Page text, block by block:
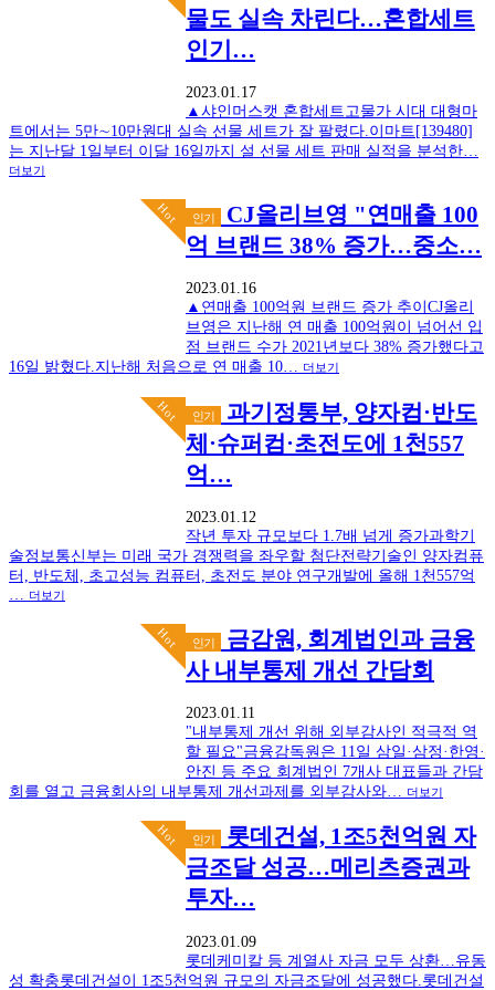
물도 실속 차린다…혼합세트
인기…
2023.01.17
▲샤인머스캣 혼합세트고물가 시대 대형마
트에서는 5만∼10만원대 실속 선물 세트가 잘 팔렸다.이마트[139480]
는 지난달 1일부터 이달 16일까지 설 선물 세트 판매 실적을 분석한…
더보기
Hot 인기
CJ올리브영 "연매출 100
억 브랜드 38% 증가…중소…
2023.01.16
▲연매출 100억원 브랜드 증가 추이CJ올리
브영은 지난해 연 매출 100억원이 넘어선 입
점 브랜드 수가 2021년보다 38% 증가했다고
16일 밝혔다.지난해 처음으로 연 매출 10… 더보기
Hot 인기
과기정통부, 양자컴·반도
체·슈퍼컴·초전도에 1천557
억…
2023.01.12
작년 투자 규모보다 1.7배 넘게 증가과학기
술정보통신부는 미래 국가 경쟁력을 좌우할 첨단전략기술인 양자컴퓨
터, 반도체, 초고성능 컴퓨터, 초전도 분야 연구개발에 올해 1천557억
… 더보기
Hot 인기
금감원, 회계법인과 금융
사 내부통제 개선 간담회
2023.01.11
"내부통제 개선 위해 외부감사인 적극적 역
할 필요"금융감독원은 11일 삼일·삼정·한영·
안진 등 주요 회계법인 7개사 대표들과 간담
회를 열고 금융회사의 내부통제 개선과제를 외부감사와…
더보기
Hot 인기
롯데건설, 1조5천억원 자
금조달 성공…메리츠증권과
투자…
2023.01.09
롯데케미칼 등 계열사 자금 모두 상환…유동
성 확충롯데건설이 1조5천억원 규모의 자금조달에 성공했다.롯데건설